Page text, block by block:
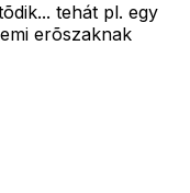
tehát pl. egy
erõszaknak